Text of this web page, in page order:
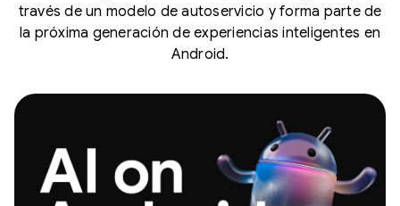
través de un modelo de autoservicio y forma parte de
la próxima generación de experiencias inteligentes en
Android.